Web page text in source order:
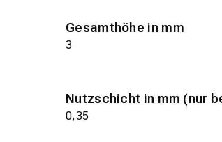
Gesamthöhe in mm
3
Nutzschicht in mm (nur
0,35